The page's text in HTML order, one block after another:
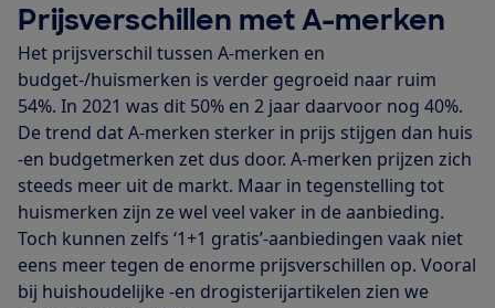
Prijsverschillen met A-merken
Het prijsverschil tussen A-merken en
budget-/huismerken is verder gegroeid naar ruim
54%. In 2021 was dit 50% en 2 jaar daarvoor nog 40%.
De trend dat A-merken sterker in prijs stijgen dan huis
-en budgetmerken zet dus door. A-merken prijzen zich
steeds meer uit de markt. Maar in tegenstelling tot
huismerken zijn ze wel veel vaker in de aanbieding.
Toch kunnen zelfs ‘1+1 gratis’-aanbiedingen vaak niet
eens meer tegen de enorme prijsverschillen op. Vooral
bij huishoudelijke -en drogisterijartikelen zien we